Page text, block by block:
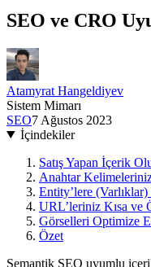
SEO ve CRO
Atamyrat Hangeldiyev
Sistem Mimarı
SEO7 Ağustos 2023
İçindekiler
Satış Yapan İçerik
Anahtar
Entity’lere (Varlıklar)
URL’leriniz Kısa ve
Görselleri Optimize
Özet
Semantik SEO uyumlu